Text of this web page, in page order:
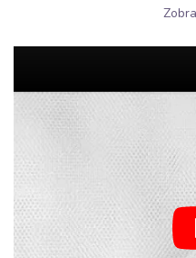
špetku magie?Tylje
které uspokojí začínající
návrhářky.
Proč si vybrat tyl
Naše nabídka zahrnuje různé
barvou, ale i tuhostí a
Tyl na TUTU sukně: